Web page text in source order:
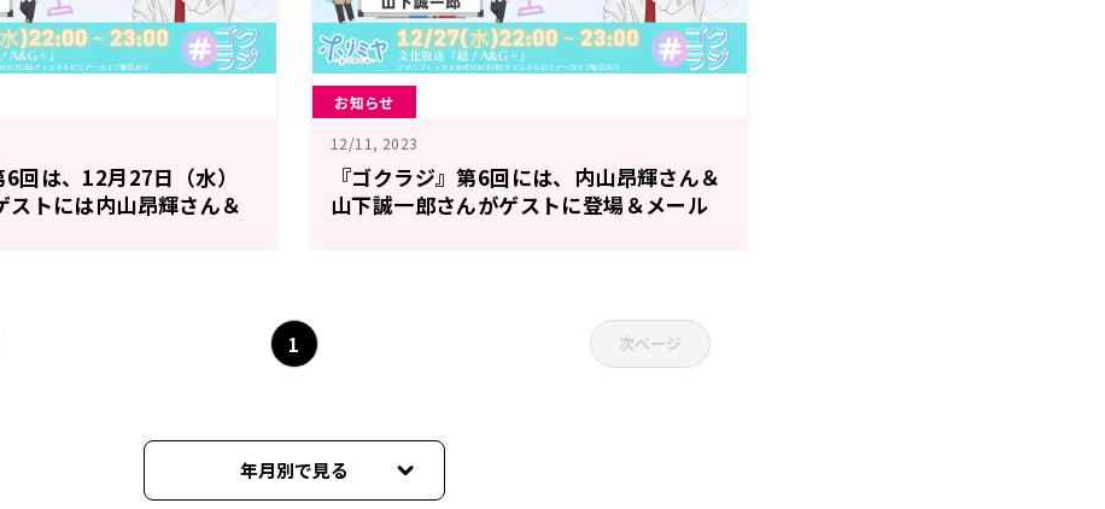
6回は、12月27日（水）
ストには内山昂輝さん＆
お知らせ
12/11, 2023
『ゴクラジ』第6回には、内山昂輝さん＆
山下誠一郎さんがゲストに登場＆メール
1 次ページ
年月別で見る